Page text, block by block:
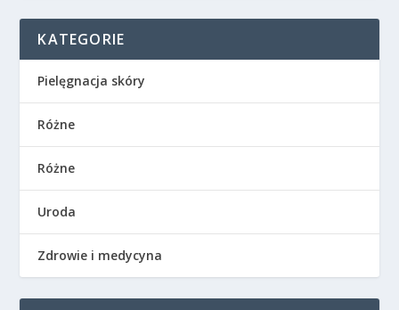
KATEGORIE
Pielęgnacja skóry
Różne
Różne
Uroda
Zdrowie i medycyna